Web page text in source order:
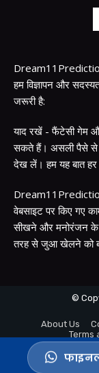
हम विज्ञापन और
जरूरी है:
याद रखें - फैंटेसी गेम
सकते हैं। असली पैसे से
देख लें। हम यह बात हर
वेबसाइट पर किए गए
सीखने और मनोरंजन
तरह से जुआ खेलने को
©
About Us
Terms